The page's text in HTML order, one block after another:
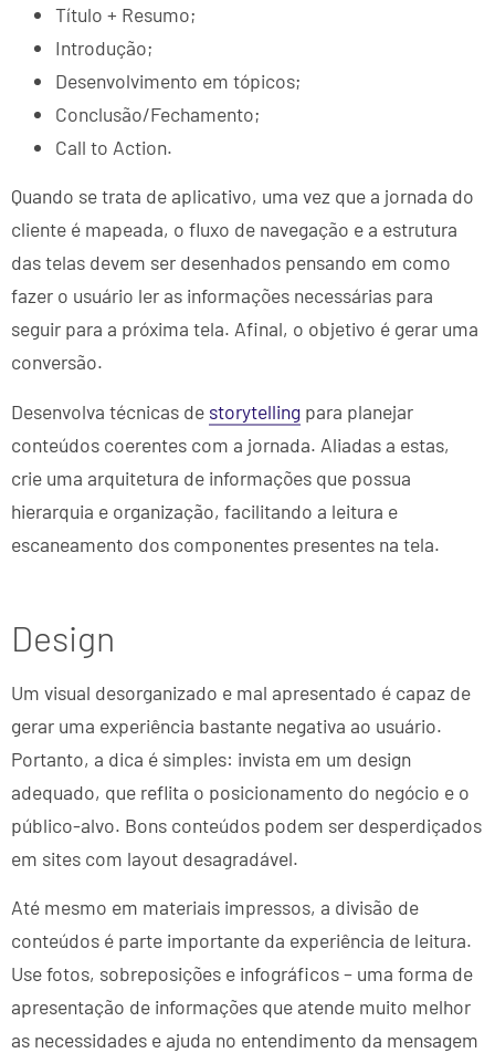
Título + Resumo;
Introdução;
Desenvolvimento em tópicos;
Conclusão/Fechamento;
Call to Action.
Quando se trata de aplicativo, uma vez que a jornada do
cliente é mapeada, o fluxo de navegação e a estrutura
das telas devem ser desenhados pensando em como
fazer o usuário ler as informações necessárias para
seguir para a próxima tela. Afinal, o objetivo é gerar uma
conversão.
Desenvolva técnicas de storytelling para planejar
conteúdos coerentes com a jornada. Aliadas a estas,
crie uma arquitetura de informações que possua
hierarquia e organização, facilitando a leitura e
escaneamento dos componentes presentes na tela.
Design
Um visual desorganizado e mal apresentado é capaz de
gerar uma experiência bastante negativa ao usuário.
Portanto, a dica é simples: invista em um design
adequado, que reflita o posicionamento do negócio e o
público-alvo. Bons conteúdos podem ser desperdiçados
em sites com layout desagradável.
Até mesmo em materiais impressos, a divisão de
conteúdos é parte importante da experiência de leitura.
Use fotos, sobreposições e infográficos – uma forma de
apresentação de informações que atende muito melhor
as necessidades e ajuda no entendimento da mensagem